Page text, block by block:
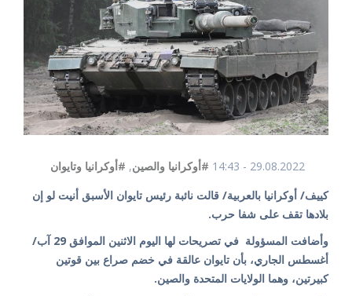
29.08.2022 - 14:43 #أوكرانيا والصين, #أوكرانيا وتايوان
كييف/ أوكرانيا بالعربية/ قالت نائبة رئيس تايوان الأسبق أنيت لو إن
بلادها تقف على شفا حرب.
وأضافت المسؤولة في تصريحات لها اليوم الاثنين الموافق 29 آب/
أغسطس الجاري، بأن تايوان عالقة في خضم صراع بين قوتين
كبيرتين، وهما الولايات المتحدة والصين.